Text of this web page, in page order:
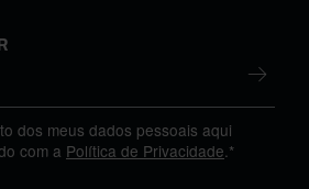
dos meus dados pessoais aqui
com a Política de Privacidade.*